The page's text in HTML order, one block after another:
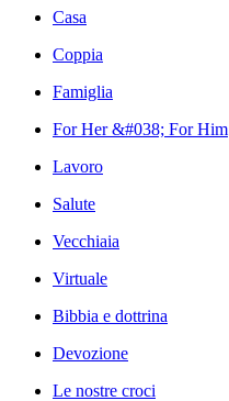
Casa
Coppia
Famiglia
For Her &#038; For Him
Lavoro
Salute
Vecchiaia
Virtuale
Bibbia e dottrina
Devozione
Le nostre croci